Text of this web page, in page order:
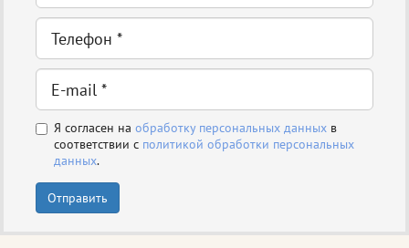
Я согласен на обработку персональных данных в
соответствии с политикой обработки персональных
данных.
Отправить